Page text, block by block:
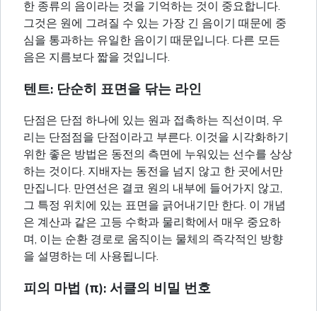
한 종류의 음이라는 것을 기억하는 것이 중요합니다.
그것은 원에 그려질 수 있는 가장 긴 음이기 때문에 중
심을 통과하는 유일한 음이기 때문입니다. 다른 모든
음은 지름보다 짧을 것입니다.
텐트: 단순히 표면을 닦는 라인
단점은 단점 하나에 있는 원과 접촉하는 직선이며, 우
리는 단점점을 단점이라고 부른다. 이것을 시각화하기
위한 좋은 방법은 동전의 측면에 누워있는 선수를 상상
하는 것이다. 지배자는 동전을 넘지 않고 한 곳에서만
만집니다. 만연선은 결코 원의 내부에 들어가지 않고,
그 특정 위치에 있는 표면을 긁어내기만 한다. 이 개념
은 계산과 같은 고등 수학과 물리학에서 매우 중요하
며, 이는 순환 경로로 움직이는 물체의 즉각적인 방향
을 설명하는 데 사용됩니다.
피의 마법 (π): 서클의 비밀 번호